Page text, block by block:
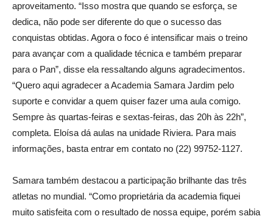
aproveitamento. “Isso mostra que quando se esforça, se
dedica, não pode ser diferente do que o sucesso das
conquistas obtidas. Agora o foco é intensificar mais o treino
para avançar com a qualidade técnica e também preparar
para o Pan”, disse ela ressaltando alguns agradecimentos.
“Quero aqui agradecer a Academia Samara Jardim pelo
suporte e convidar a quem quiser fazer uma aula comigo.
Sempre às quartas-feiras e sextas-feiras, das 20h às 22h”,
completa. Eloísa dá aulas na unidade Riviera. Para mais
informações, basta entrar em contato no (22) 99752-1127.
Samara também destacou a participação brilhante das três
atletas no mundial. “Como proprietária da academia fiquei
muito satisfeita com o resultado de nossa equipe, porém sabia